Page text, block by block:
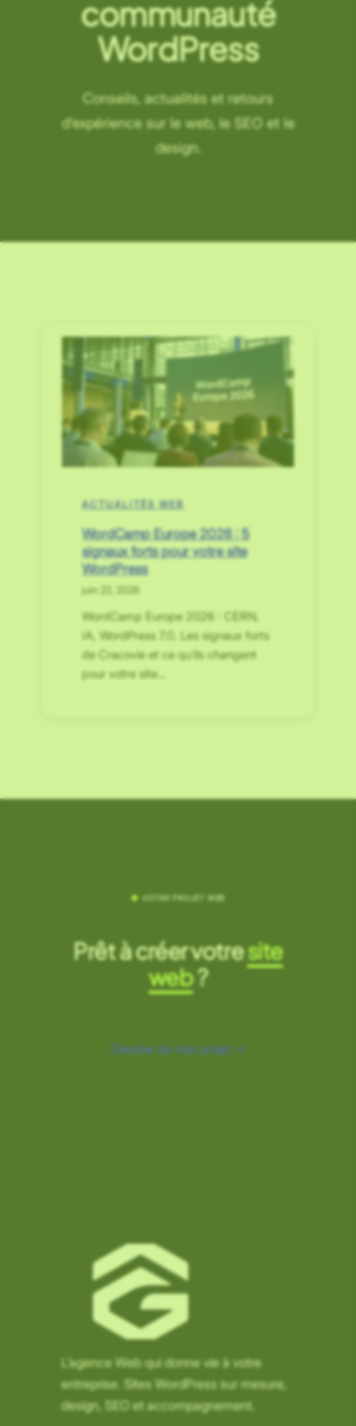
communauté
WordPress
Conseils, actualités et retours
d’expérience sur le web, le SEO et le
design.
ACTUALITÉS WEB
WordCamp Europe 2026 : 5
signaux forts pour votre site
WordPress
juin 22, 2026
WordCamp Europe 2026 : CERN,
IA, WordPress 7.0. Les signaux forts
de Cracovie et ce qu’ils changent
pour votre site…
●
Prêt à créer votresite
web?
Discuter de mon projet →
L’agence Web qui donne vie à votre
entreprise. Sites WordPress sur mesure,
design, SEO et accompagnement.